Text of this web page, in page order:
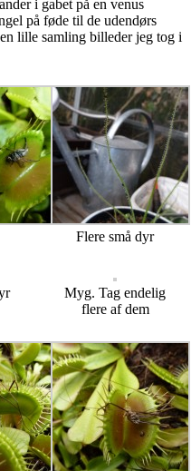
i gabet på en venus
på føde til de udendørs
lille samling billeder jeg tog i
Flere små dyr
Myg. Tag endelig
flere af dem